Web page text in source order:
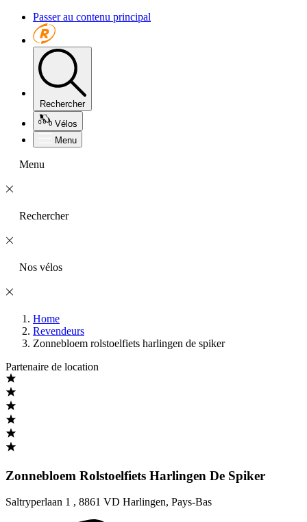
Passer au contenu principal
Rechercher
Vélos
Menu
Menu
Rechercher
Nos vélos
Home
Revendeurs
Zonnebloem rolstoelfiets harlingen de spiker
Partenaire de location
Zonnebloem Rolstoelfiets Harlingen De Spiker
Saltryperlaan 1 , 8861 VD Harlingen, Pays-Bas